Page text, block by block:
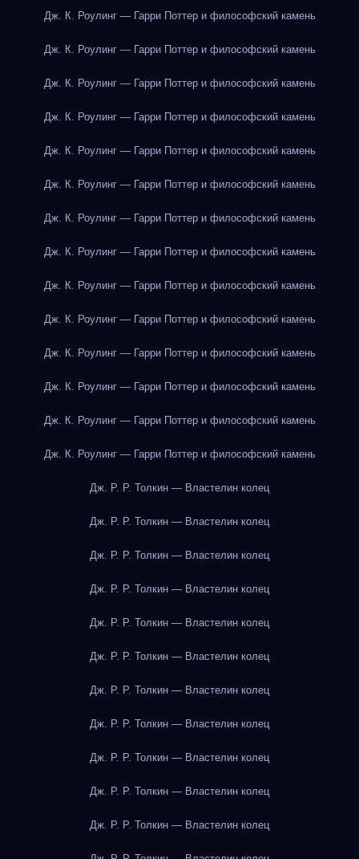
Дж. К. Роулинг — Гарри Поттер и философский камень
Дж. К. Роулинг — Гарри Поттер и философский камень
Дж. К. Роулинг — Гарри Поттер и философский камень
Дж. К. Роулинг — Гарри Поттер и философский камень
Дж. К. Роулинг — Гарри Поттер и философский камень
Дж. К. Роулинг — Гарри Поттер и философский камень
Дж. К. Роулинг — Гарри Поттер и философский камень
Дж. К. Роулинг — Гарри Поттер и философский камень
Дж. К. Роулинг — Гарри Поттер и философский камень
Дж. К. Роулинг — Гарри Поттер и философский камень
Дж. К. Роулинг — Гарри Поттер и философский камень
Дж. К. Роулинг — Гарри Поттер и философский камень
Дж. К. Роулинг — Гарри Поттер и философский камень
Дж. К. Роулинг — Гарри Поттер и философский камень
Дж. Р. Р. Толкин — Властелин колец
Дж. Р. Р. Толкин — Властелин колец
Дж. Р. Р. Толкин — Властелин колец
Дж. Р. Р. Толкин — Властелин колец
Дж. Р. Р. Толкин — Властелин колец
Дж. Р. Р. Толкин — Властелин колец
Дж. Р. Р. Толкин — Властелин колец
Дж. Р. Р. Толкин — Властелин колец
Дж. Р. Р. Толкин — Властелин колец
Дж. Р. Р. Толкин — Властелин колец
Дж. Р. Р. Толкин — Властелин колец